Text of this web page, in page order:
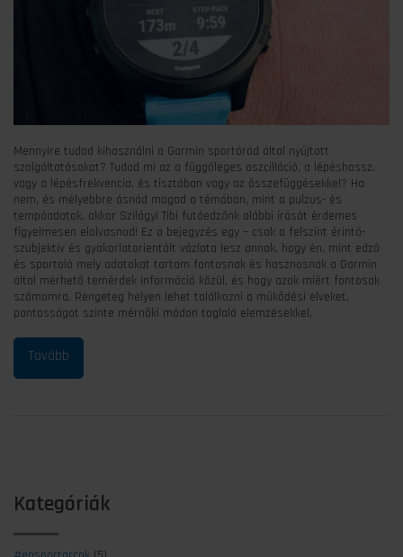
Mennyire tudod kihasználni a Garmin sportórád által nyújtott
szolgáltatásokat? Tudod mi az a függőleges oszcilláció, a lépéshossz,
vagy a lépésfrekvencia, és tisztában vagy az összefüggésekkel? Ha
nem, és mélyebbre ásnád magad a témában, mint a pulzus- és
tempóadatok, akkor Szilágyi Tibi futóedzőnk alábbi írását érdemes
figyelmesen elolvasnod! Ez a bejegyzés egy – csak a felszínt érintő-
szubjektív és gyakorlatorientált vázlata lesz annak, hogy én, mint edző
és sportoló mely adatokat tartom fontosnak és hasznosnak a Garmin
által mérhető temérdek információ közül, és hogy azok miért fontosak
számomra. Rengeteg helyen lehet találkozni a működési elveket,
pontosságot szinte mérnöki módon taglaló elemzésekkel,
Kategóriák